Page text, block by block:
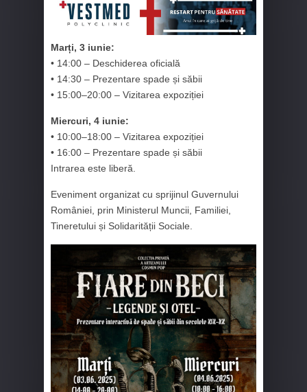
Marți, 3 iunie:
• 14:00 – Deschiderea oficială
• 14:30 – Prezentare spade și săbii
• 15:00–20:00 – Vizitarea expoziției
Miercuri, 4 iunie:
• 10:00–18:00 – Vizitarea expoziției
• 16:00 – Prezentare spade și săbii
Intrarea este liberă.
Eveniment organizat cu sprijinul Guvernului
României, prin Ministerul Muncii, Familiei,
Tineretului și Solidarității Sociale.